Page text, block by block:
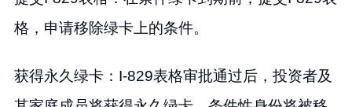
格，申请移除绿卡上的条件。
获得永久绿卡：I-829表格审批通过后，投资者及